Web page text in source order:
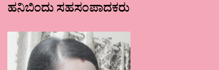
ಹನಿಬಿಂದು ಸಹಸಂಪಾದಕರು